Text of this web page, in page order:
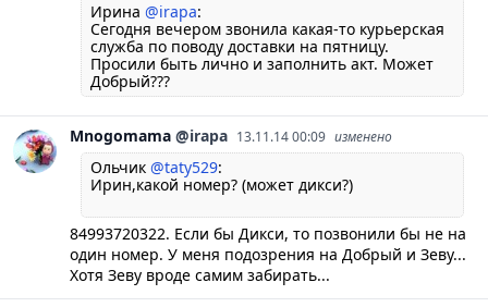
Ирина @irapa:
Сегодня вечером звонила какая-то курьерская
служба по поводу доставки на пятницу.
Просили быть лично и заполнить акт. Может
Добрый???
Mnogomama @irapa 13.11.14 00:09 изменено
Ольчик @taty529:
Ирин,какой номер? (может дикси?)
84993720322. Если бы Дикси, то позвонили бы не на
один номер. У меня подозрения на Добрый и Зеву...
Хотя Зеву вроде самим забирать...